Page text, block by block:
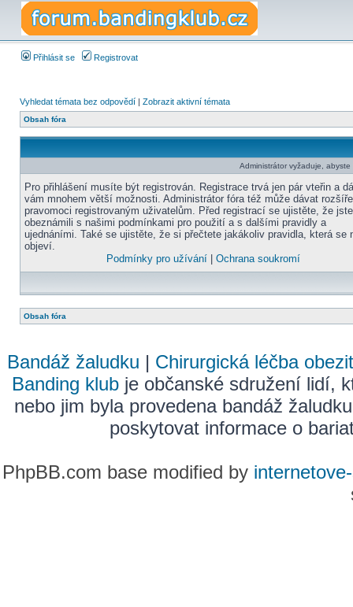
Přihlásit se Registrovat
Vyhledat témata bez odpovědí | Zobrazit aktivní témata
Obsah fóra
Administrátor vyžaduje,
Pro přihlášení musíte být registrován. Registrace trvá jen pár vteřin a
vám mnohem větší možnosti. Administrátor fóra též může dávat
pravomoci registrovaným uživatelům. Před registrací se ujistěte, že
obeznámili s našimi podmínkami pro použití a s dalšími pravidly a
ujednáními. Také se ujistěte, že si přečtete jakákoliv pravidla, která se
objeví.
Podmínky pro užívání| Ochrana soukromí
Obsah fóra
Bandáž žaludku | Chirurgická léčba
Banding klub je občanské sdružení lidí,
nebo jim byla provedena bandáž
poskytovat informace o
PhpBB.com base modified by